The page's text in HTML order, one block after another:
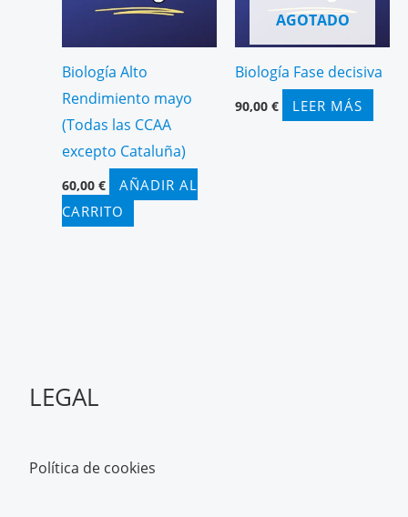
Biología Alto
Rendimiento mayo
(Todas las CCAA
excepto Cataluña)
60,00 €
AÑADIR AL
CARRITO
AGOTADO
Biología Fase decisiva
90,00 € LEER MÁS
LEGAL
Política de cookies